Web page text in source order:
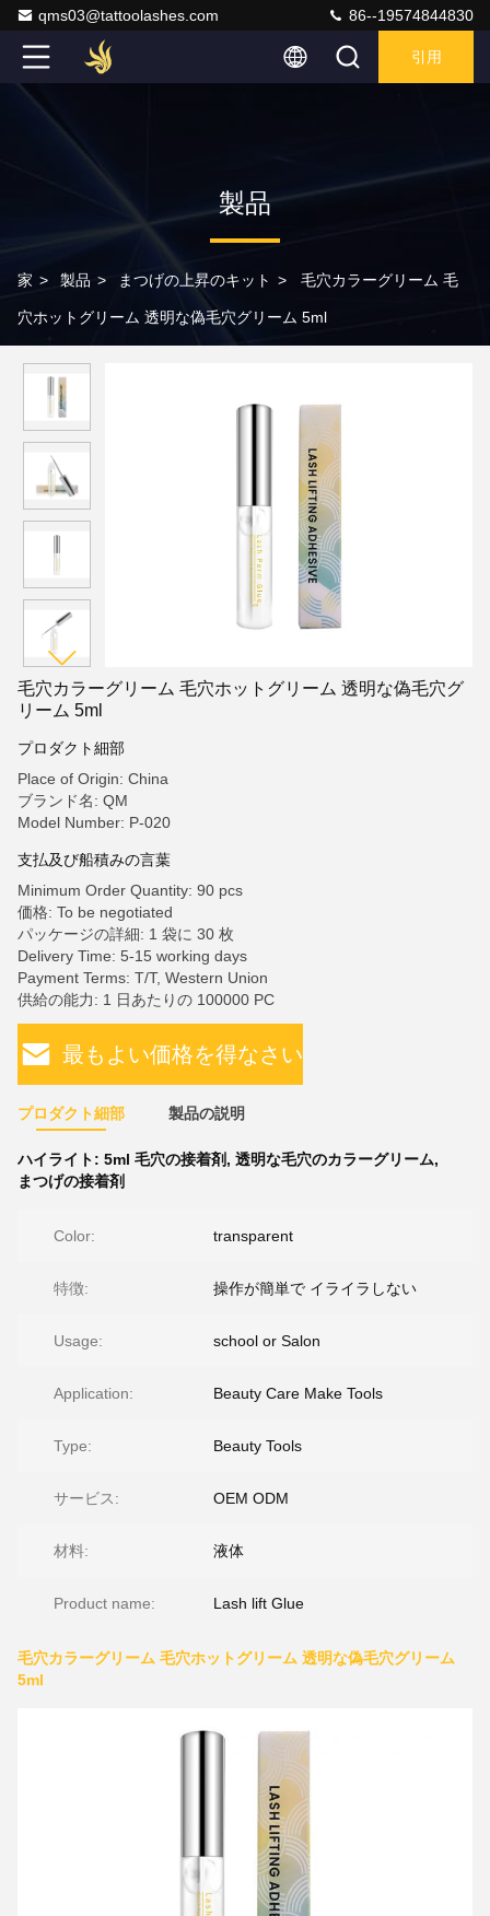
qms03@tattoolashes.com 86--19574844830
引用
製品
家 > 製品 > まつげの上昇のキット > 毛穴カラーグリーム 毛
穴ホットグリーム 透明な偽毛穴グリーム 5ml
毛穴カラーグリーム 毛穴ホットグリーム 透明な偽毛穴グ
リーム 5ml
プロダクト細部
Place of Origin: China
ブランド名: QM
Model Number: P-020
支払及び船積みの言葉
Minimum Order Quantity: 90 pcs
価格: To be negotiated
パッケージの詳細: 1 袋に 30 枚
Delivery Time: 5-15 working days
Payment Terms: T/T, Western Union
供給の能力: 1 日あたりの 100000 PC
最もよい価格を得なさい
プロダクト細部 製品の説明
ハイライト: 5ml 毛穴の接着剤, 透明な毛穴のカラーグリーム,
まつげの接着剤
Color: transparent
特徴: 操作が簡単で イライラしない
Usage: school or Salon
Application: Beauty Care Make Tools
Type: Beauty Tools
サービス: OEM ODM
材料: 液体
Product name: Lash lift Glue
毛穴カラーグリーム 毛穴ホットグリーム 透明な偽毛穴グリーム
5ml